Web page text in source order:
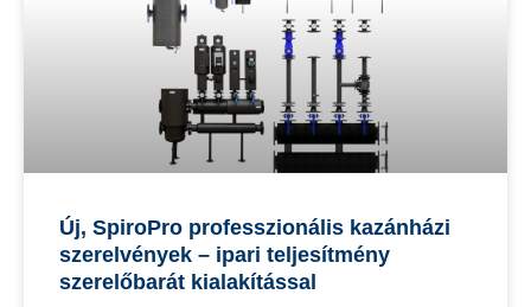
Új, SpiroPro professzionális kazánházi
szerelvények – ipari teljesítmény
szerelőbarát kialakítással